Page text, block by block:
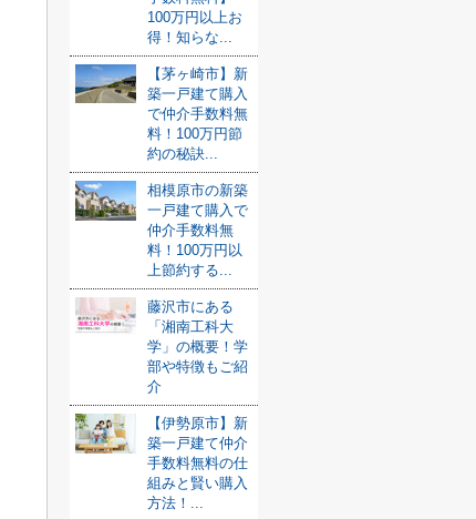
100万円以上お
得！知らな...
【茅ヶ崎市】新
築一戸建て購入
で仲介手数料無
料！100万円節
約の秘訣...
相模原市の新築
一戸建て購入で
仲介手数料無
料！100万円以
上節約する...
藤沢市にある
「湘南工科大
学」の概要！学
部や特徴もご紹
介
【伊勢原市】新
築一戸建て仲介
手数料無料の仕
組みと賢い購入
方法！...